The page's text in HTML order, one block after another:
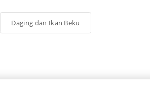
Daging dan Ikan Beku